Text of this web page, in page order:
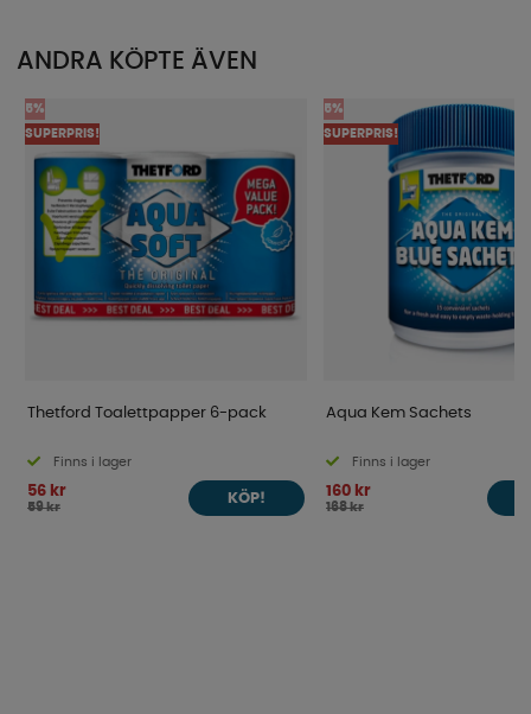
ANDRA KÖPTE ÄVEN
5%
SUPERPRIS!
Thetford Toalettpapper 6-pack
Finns i lager
56 kr
59 kr
KÖP!
5%
SUPERPRIS!
Aqua Kem Sachets
Finns i lager
160 kr
168 kr